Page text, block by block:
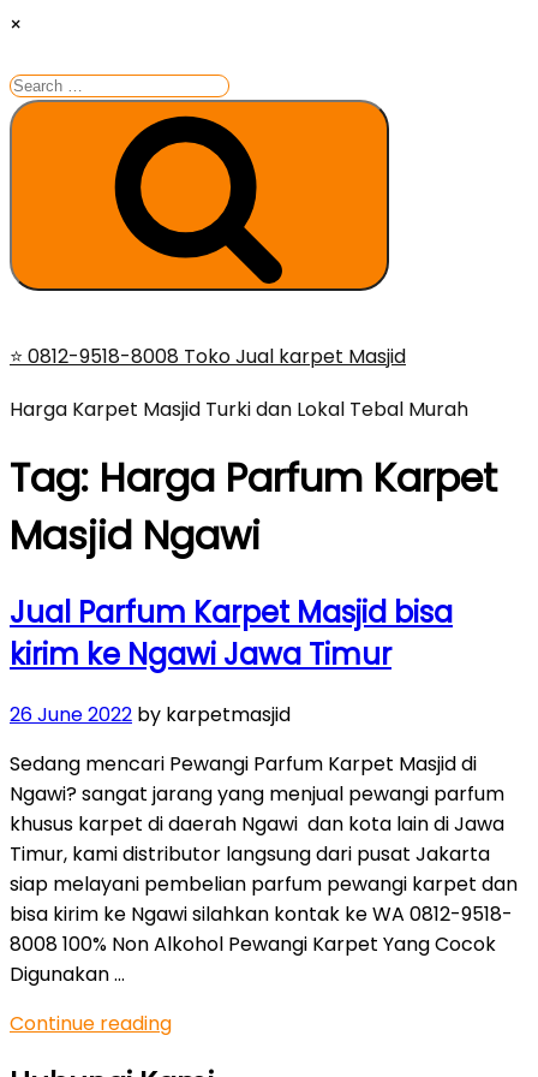
×
Search
for:
Search
Skip
content
⭐ 0812-9518-8008 Toko Jual karpet Masjid
Harga Karpet Masjid Turki dan Lokal Tebal Murah
Tag: Harga Parfum Karpet
Masjid Ngawi
Jual Parfum Karpet Masjid bisa
kirim ke Ngawi Jawa Timur
Posted
26 June 2022 by karpetmasjid
Sedang mencari Pewangi Parfum Karpet Masjid di
Ngawi? sangat jarang yang menjual pewangi parfum
khusus karpet di daerah Ngawi dan kota lain di Jawa
Timur, kami distributor langsung dari pusat Jakarta
siap melayani pembelian parfum pewangi karpet dan
bisa kirim ke Ngawi silahkan kontak ke WA 0812-9518-
8008 100% Non Alkohol Pewangi Karpet Yang Cocok
Digunakan …
Continue reading“Jual